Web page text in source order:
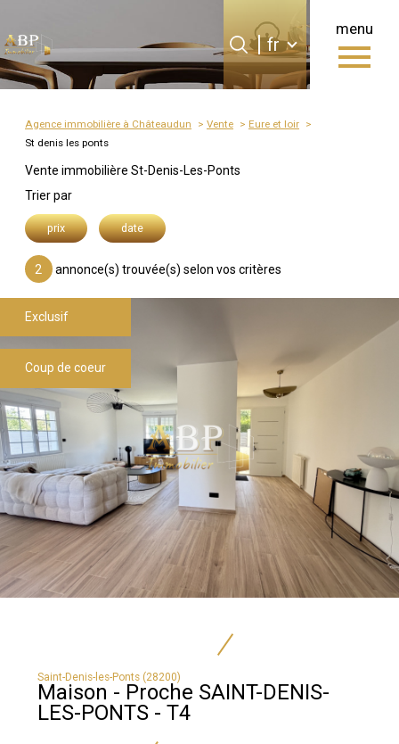
menu
Langue
fr
Accueil
0 fr
Agence immobilière à Châteaudun Vente
Eure et loir
St denis les ponts
Vente immobilière St-Denis-Les-Ponts
Trier par
prix date
2 annonce(s) trouvée(s) selon vos critères
Exclusif
Coup de coeur
Saint-Denis-les-Ponts (28200)
Maison - Proche SAINT-DENIS-
LES-PONTS - T4